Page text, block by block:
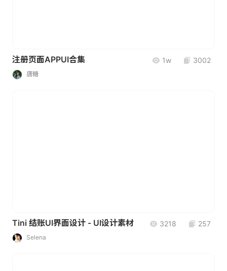
注册页面APPUI合集 1w 3002
唐糖
Tini 结账UI界面设计 - UI设计素材 3218 257
Selena